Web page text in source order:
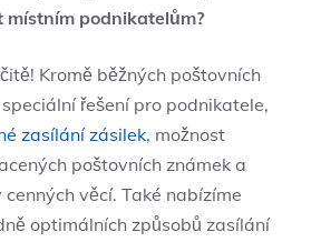
místním podnikatelům?
Kromě běžných poštovních
řešení pro podnikatele,
zasílání zásilek, možnost
poštovních známek a
věcí. Také nabízíme
optimálních způsobů zasílání